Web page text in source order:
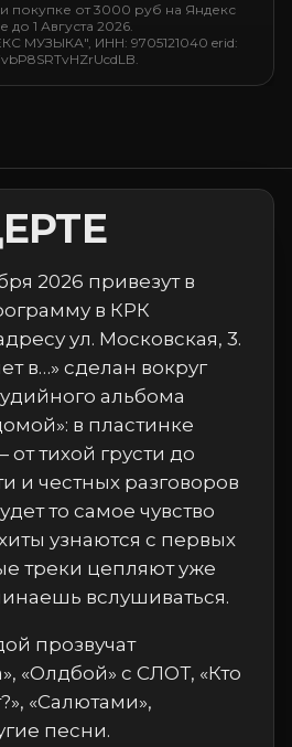
покупке от 3000 руб на Яндекс
1 Августа 2026.
МУЗЫКА", ИНН: 9705121040 erid:
2026 привезут в
в КРК
ул. Московская, 3.
в…» сделан вокруг
альбома
в пластинке
тихой грусти до
и честных разговоров
то самое чувство
узнаются с первых
треки цепляют уже
вслушиваться.
прозвучат
«Олдбой» с СЛОТ, «Кто
«Салютами»,
песни.